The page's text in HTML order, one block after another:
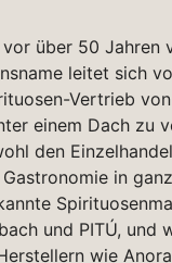
über 50 Jahren
leitet sich
Vertrieb
einem Dach zu
den
in ganz
und PITÚ, und
wie